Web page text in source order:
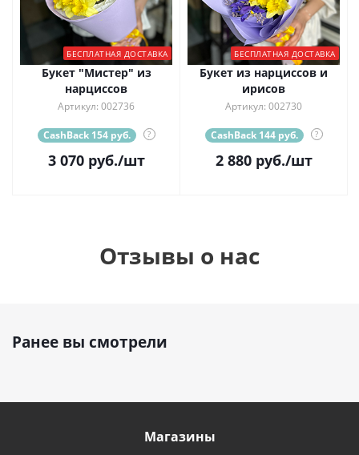
БЕСПЛАТНАЯ ДОСТАВКА
Букет "Мистер" из
нарциссов
Артикул: 002736
CashBack 154 руб. ?
3 070руб./шт
БЕСПЛАТНАЯ ДОСТАВКА
Букет из нарциссов и
ирисов
Артикул: 002730
CashBack 144 руб. ?
2 880руб./шт
Отзывы о нас
Ранее вы смотрели
Магазины